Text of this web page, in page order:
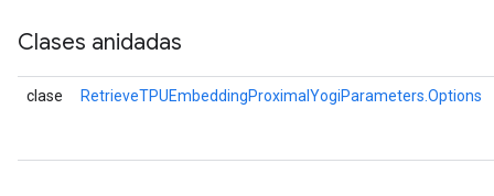
Clases anidadas
clase RetrieveTPUEmbeddingProximalYogiParameters.Options